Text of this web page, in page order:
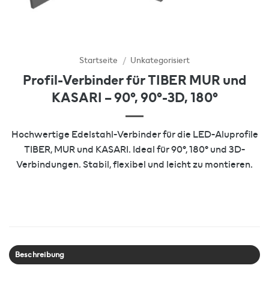
Startseite / Unkategorisiert
Profil-Verbinder für TIBER MUR und
KASARI – 90°, 90°-3D, 180°
Hochwertige Edelstahl-Verbinder für die LED-Aluprofile
TIBER, MUR und KASARI. Ideal für 90°, 180° und 3D-
Verbindungen. Stabil, flexibel und leicht zu montieren.
Beschreibung